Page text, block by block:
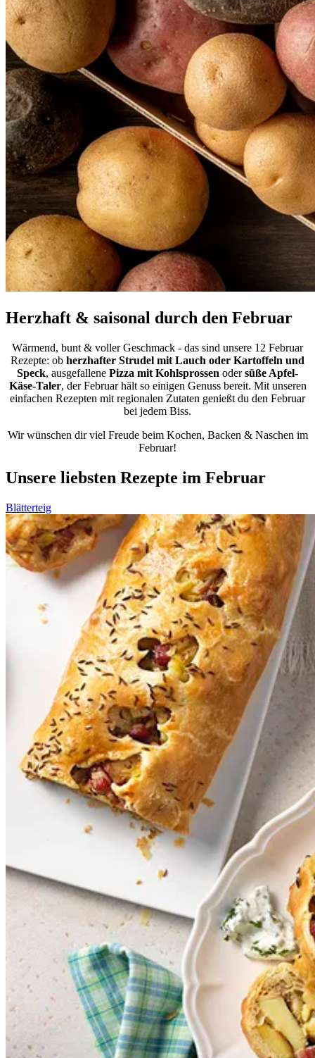
Herzhaft & saisonal durch den Februar
Wärmend, bunt & voller Geschmack - das sind unsere 12 Februar
Rezepte: ob herzhafter Strudel mit Lauch oder Kartoffeln und
Speck, ausgefallene Pizza mit Kohlsprossen odersüße Apfel-
Käse-Taler, der Februar hält so einigen Genuss bereit. Mit unseren
einfachen Rezepten mit regionalen Zutaten genießt du den Februar
bei jedem Biss.
Wir wünschen dir viel Freude beim Kochen, Backen & Naschen im
Februar!
Unsere liebsten Rezepte im Februar
Blätterteig